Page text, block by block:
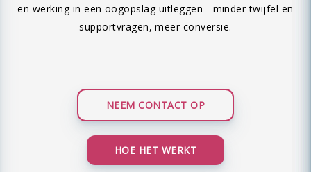
en werking in een oogopslag uitleggen - minder twijfel en
supportvragen, meer conversie.
NEEM CONTACT OP
HOE HET WERKT